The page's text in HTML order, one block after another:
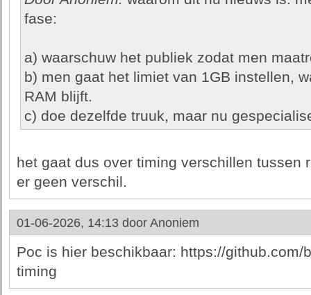
fase:
a) waarschuw het publiek zodat men
b) men gaat het limiet van 1GB instellen,
RAM blijft.
c) doe dezelfde truuk, maar nu
het gaat dus over timing verschillen tussen
er geen verschil.
01-06-2026, 14:13 door Anoniem
Poc is hier beschikbaar: https://github.com/
timing